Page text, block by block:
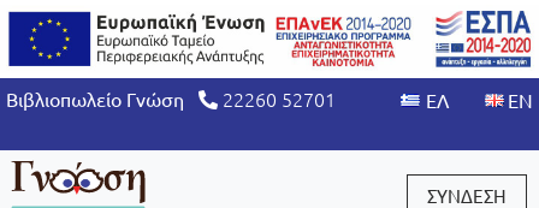
Βιβλιοπωλείο Γνώση 22260 52701
ΣΥΝΔΕΣΗ